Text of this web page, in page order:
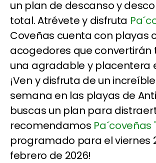
un plan de descanso y
total. Atrévete y disfruta
Coveñas cuenta con playas
acogedores que convertirán
una agradable y placentera
¡Ven y disfruta de un
semana en las playas de
buscas un plan para
recomendamos Pa´coveñas
programado para el viernes
febrero de 2026!